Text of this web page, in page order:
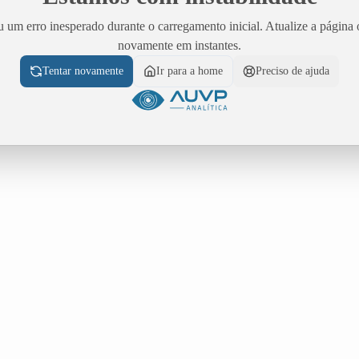
um erro inesperado durante o carregamento inicial. Atualize a página
novamente em instantes.
Tentar novamente Ir para a home Preciso de ajuda